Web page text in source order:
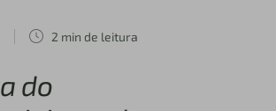
2 min de leitura
do